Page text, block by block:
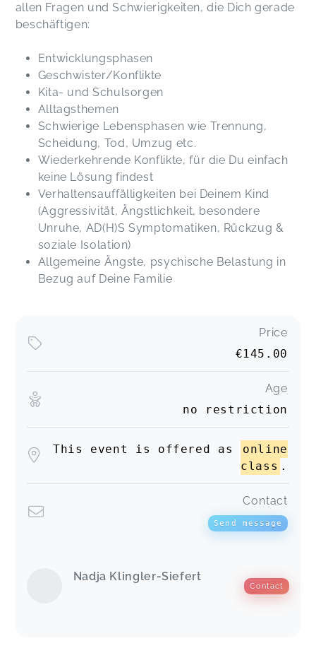
allen Fragen und Schwierigkeiten, die Dich gerade
beschäftigen:
Entwicklungsphasen
Geschwister/Konflikte
Kita- und Schulsorgen
Alltagsthemen
Schwierige Lebensphasen wie Trennung,
Scheidung, Tod, Umzug etc.
Wiederkehrende Konflikte, für die Du einfach
keine Lösung findest
Verhaltensauffälligkeiten bei Deinem Kind
(Aggressivität, Ängstlichkeit, besondere
Unruhe, AD(H)S Symptomatiken, Rückzug &
soziale Isolation)
Allgemeine Ängste, psychische Belastung in
Bezug auf Deine Familie
Price
€145.00
Age
no restriction
This event is offered as
online
class .
Contact
Send message
Nadja Klingler-Siefert
Contact